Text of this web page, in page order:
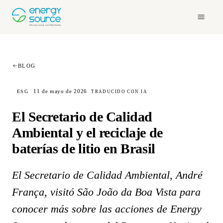
BLOG
ESG 11 de mayo de 2026 TRADUCIDO CON IA
El Secretario de Calidad
Ambiental y el reciclaje de
baterías de litio en Brasil
El Secretario de Calidad Ambiental, André
França, visitó São João da Boa Vista para
conocer más sobre las acciones de Energy